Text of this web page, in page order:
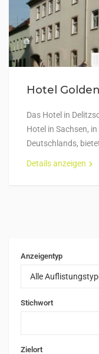
Hotel
Das Hotel in
Hotel in Sachsen,
Deutschlands,
Details anzeigen
Anzeigentyp
Alle
Stichwort
Zielort